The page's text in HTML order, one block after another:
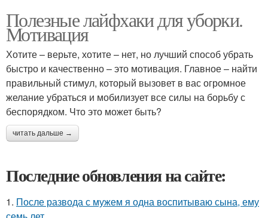
Полезные лайфхаки для уборки.
Мотивация
Хотите – верьте, хотите – нет, но лучший способ убрать
быстро и качественно – это мотивация. Главное – найти
правильный стимул, который вызовет в вас огромное
желание убраться и мобилизует все силы на борьбу с
беспорядком. Что это может быть?
читать дальше →
Последние обновления на сайте:
1. После развода с мужем я одна воспитываю сына, ему